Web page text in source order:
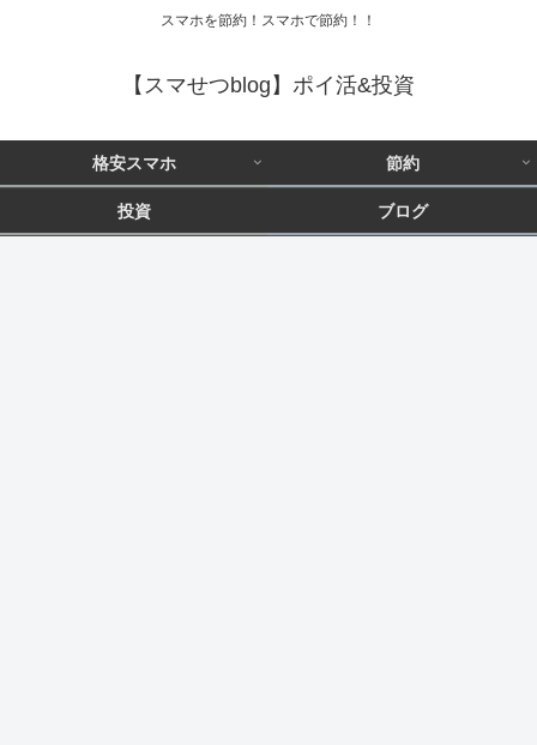
スマホを節約！スマホで節約！！
【スマせつblog】ポイ活&投資
格安スマホ 節約
投資 ブログ